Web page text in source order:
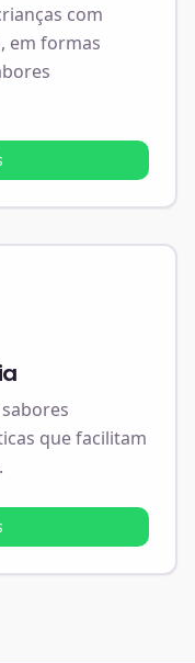
com
em formas
que facilitam